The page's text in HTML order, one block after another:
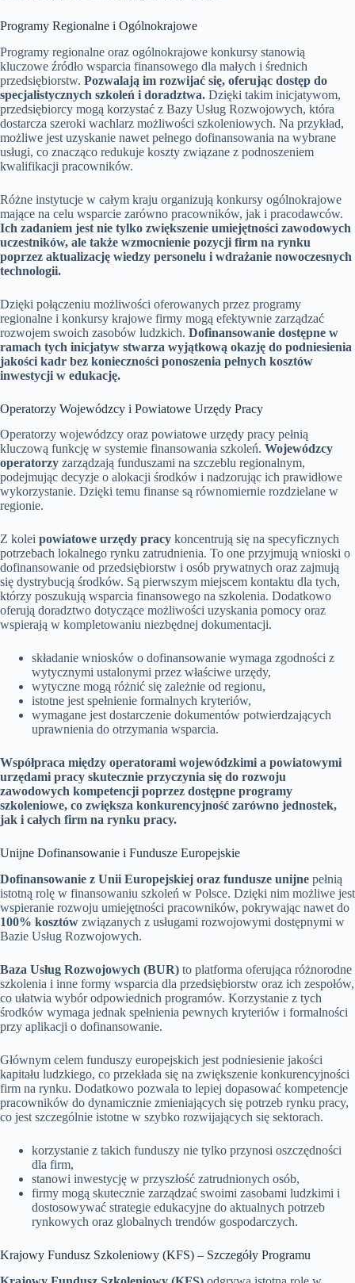
Programy Regionalne i Ogólnokrajowe
Programy regionalne oraz ogólnokrajowe konkursy stanowią
kluczowe źródło wsparcia finansowego dla małych i średnich
przedsiębiorstw. Pozwalają im rozwijać się, oferując dostęp do
specjalistycznych szkoleń i doradztwa. Dzięki takim inicjatywom,
przedsiębiorcy mogą korzystać z Bazy Usług Rozwojowych, która
dostarcza szeroki wachlarz możliwości szkoleniowych. Na przykład,
możliwe jest uzyskanie nawet pełnego dofinansowania na wybrane
usługi, co znacząco redukuje koszty związane z podnoszeniem
kwalifikacji pracowników.
Różne instytucje w całym kraju organizują konkursy ogólnokrajowe
mające na celu wsparcie zarówno pracowników, jak i pracodawców.
Ich zadaniem jest nie tylko zwiększenie umiejętności zawodowych
uczestników, ale także wzmocnienie pozycji firm na rynku
poprzez aktualizację wiedzy personelu i wdrażanie nowoczesnych
technologii.
Dzięki połączeniu możliwości oferowanych przez programy
regionalne i konkursy krajowe firmy mogą efektywnie zarządzać
rozwojem swoich zasobów ludzkich. Dofinansowanie dostępne w
ramach tych inicjatyw stwarza wyjątkową okazję do podniesienia
jakości kadr bez konieczności ponoszenia pełnych kosztów
inwestycji w edukację.
Operatorzy Wojewódzcy i Powiatowe Urzędy Pracy
Operatorzy wojewódzcy oraz powiatowe urzędy pracy pełnią
kluczową funkcję w systemie finansowania szkoleń. Wojewódzcy
operatorzy zarządzają funduszami na szczeblu regionalnym,
podejmując decyzje o alokacji środków i nadzorując ich prawidłowe
wykorzystanie. Dzięki temu finanse są równomiernie rozdzielane w
regionie.
Z kolei powiatowe urzędy pracy koncentrują się na specyficznych
potrzebach lokalnego rynku zatrudnienia. To one przyjmują wnioski o
dofinansowanie od przedsiębiorstw i osób prywatnych oraz zajmują
się dystrybucją środków. Są pierwszym miejscem kontaktu dla tych,
którzy poszukują wsparcia finansowego na szkolenia. Dodatkowo
oferują doradztwo dotyczące możliwości uzyskania pomocy oraz
wspierają w kompletowaniu niezbędnej dokumentacji.
składanie wniosków o dofinansowanie wymaga zgodności z
wytycznymi ustalonymi przez właściwe urzędy,
wytyczne mogą różnić się zależnie od regionu,
istotne jest spełnienie formalnych kryteriów,
wymagane jest dostarczenie dokumentów potwierdzających
uprawnienia do otrzymania wsparcia.
Współpraca między operatorami wojewódzkimi a powiatowymi
urzędami pracy skutecznie przyczynia się do rozwoju
zawodowych kompetencji poprzez dostępne programy
szkoleniowe, co zwiększa konkurencyjność zarówno jednostek,
jak i całych firm na rynku pracy.
Unijne Dofinansowanie i Fundusze Europejskie
Dofinansowanie z Unii Europejskiej oraz fundusze unijne pełnią
istotną rolę w finansowaniu szkoleń w Polsce. Dzięki nim możliwe jest
wspieranie rozwoju umiejętności pracowników, pokrywając nawet do
100% kosztów związanych z usługami rozwojowymi dostępnymi w
Bazie Usług Rozwojowych.
Baza Usług Rozwojowych (BUR) to platforma oferująca różnorodne
szkolenia i inne formy wsparcia dla przedsiębiorstw oraz ich zespołów,
co ułatwia wybór odpowiednich programów. Korzystanie z tych
środków wymaga jednak spełnienia pewnych kryteriów i formalności
przy aplikacji o dofinansowanie.
Głównym celem funduszy europejskich jest podniesienie jakości
kapitału ludzkiego, co przekłada się na zwiększenie konkurencyjności
firm na rynku. Dodatkowo pozwala to lepiej dopasować kompetencje
pracowników do dynamicznie zmieniających się potrzeb rynku pracy,
co jest szczególnie istotne w szybko rozwijających się sektorach.
korzystanie z takich funduszy nie tylko przynosi oszczędności
dla firm,
stanowi inwestycję w przyszłość zatrudnionych osób,
firmy mogą skutecznie zarządzać swoimi zasobami ludzkimi i
dostosowywać strategie edukacyjne do aktualnych potrzeb
rynkowych oraz globalnych trendów gospodarczych.
Krajowy Fundusz Szkoleniowy (KFS) – Szczegóły Programu